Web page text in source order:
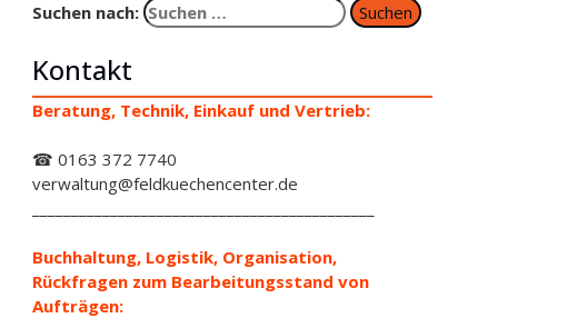
Suchen nach:
Kontakt
Beratung, Technik, Einkauf und Vertrieb:
☎ 0163 372 7740
verwaltung@feldkuechencenter.de
Buchhaltung, Logistik, Organisation,
Rückfragen zum Bearbeitungsstand von
Aufträgen: